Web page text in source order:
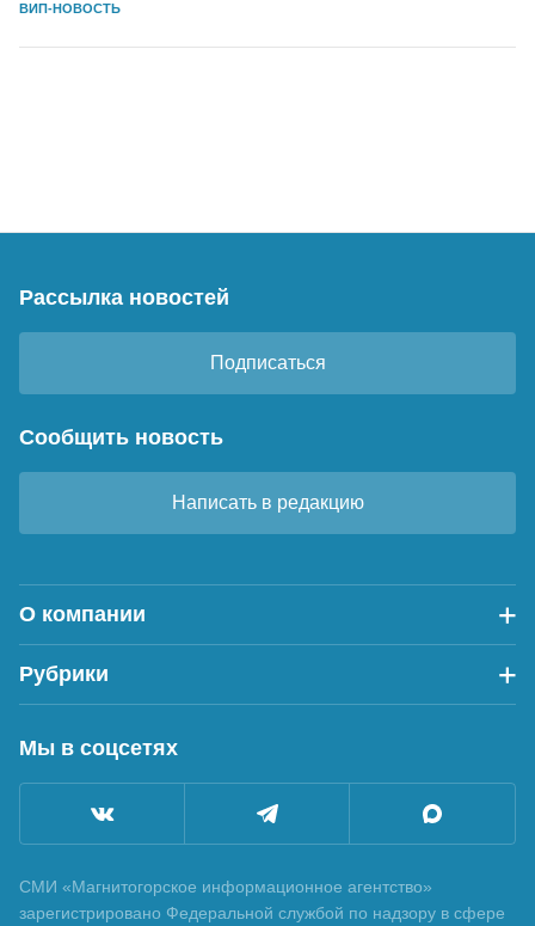
ВИП-НОВОСТЬ
Рассылка новостей
Подписаться
Сообщить новость
Написать в редакцию
О компании
Рубрики
Мы в соцсетях
СМИ «Магнитогорское информационное агентство»
зарегистрировано Федеральной службой по надзору в сфере